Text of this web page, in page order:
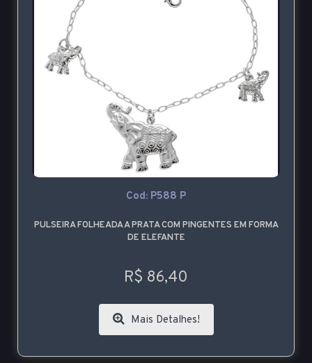
Cod: P588 P
PULSEIRA FOLHEADA A PRATA COM PINGENTES EM FORMA
DE ELEFANTE
R$ 86,40
Mais Detalhes!